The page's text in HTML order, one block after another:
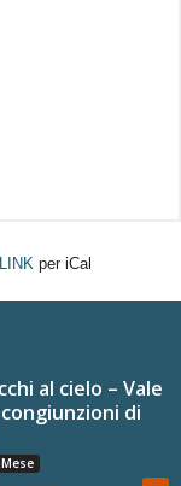
LINK per iCal
al cielo – Vale
di